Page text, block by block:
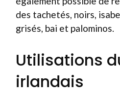
des tachetés, noirs,
grisés, bai et palominos.
Utilisations
irlandais